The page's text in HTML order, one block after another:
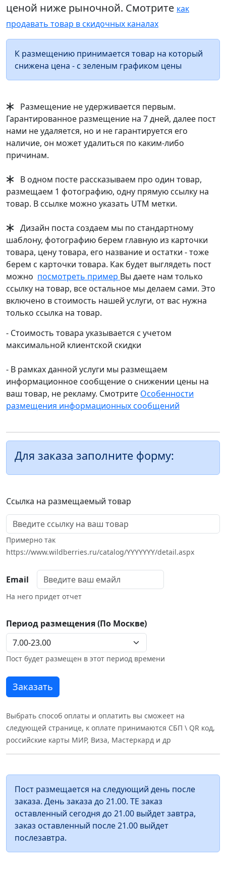
ценой ниже рыночной. Смотрите как
продавать товар в скидочных каналах
К размещению принимается товар на который
снижена цена - с зеленым графиком цены
Размещение не удерживается первым.
Гарантированное размещение на 7 дней, далее пост
нами не удаляется, но и не гарантируется его
наличие, он может удалиться по каким-либо
причинам.
В одном посте рассказываем про один товар,
размещаем 1 фотографию, одну прямую ссылку на
товар. В ссылке можно указать UTM метки.
Дизайн поста создаем мы по стандартному
шаблону, фотографию берем главную из карточки
товара, цену товара, его название и остатки - тоже
берем с карточки товара. Как будет выглядеть пост
можно посмотреть пример Вы даете нам только
ссылку на товар, все остальное мы делаем сами. Это
включено в стоимость нашей услуги, от вас нужна
только ссылка на товар.
- Стоимость товара указывается с учетом
максимальной клиентской скидки
- В рамках данной услуги мы размещаем
информационное сообщение о снижении цены на
ваш товар, не рекламу. Смотрите Особенности
размещения информационных сообщений
Для заказа заполните форму:
Ссылка на размещаемый товар
Примерно так
https://www.wildberries.ru/catalog/YYYYYYY/detail.aspx
Email
На него придет отчет
Период размещения (По Москве)
Пост будет размещен в этот период времени
Выбрать способ оплаты и оплатить вы сможеет на
следующей странице, к оплате принимаются СБП \ QR код,
российские карты МИР, Виза, Мастеркард и др
Пост размещается на следующий день после
заказа. День заказа до 21.00. ТЕ заказ
оставленный сегодня до 21.00 выйдет завтра,
заказ оставленный после 21.00 выйдет
послезавтра.